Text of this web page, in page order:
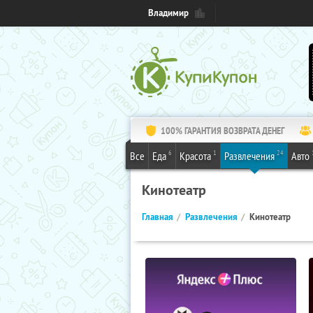
Владимир
100% ГАРАНТИЯ ВОЗВРАТА ДЕНЕГ
Все Еда 6 Красота 1 Развлечения 24 Авто
Кинотеатр
Главная Развлечения Кинотеатр